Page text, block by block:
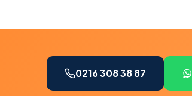
0216 308 38 87